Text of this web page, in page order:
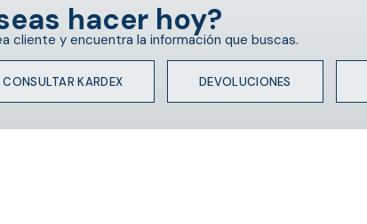
hacer hoy?
cliente y encuentra la información que buscas.
CONSULTAR KARDEX DEVOLUCIONES